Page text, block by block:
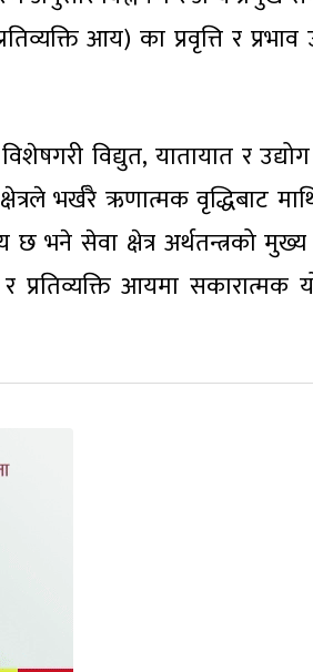
आय) का प्रवृत्ति र प्रभाव
विद्युत, यातायात र उद्योग
भर्खरै ऋणात्मक वृद्धिबाट
भने सेवा क्षेत्र अर्थतन्त्रको
आयमा सकारात्मक